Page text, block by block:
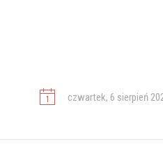
czwartek, 6 sierpień